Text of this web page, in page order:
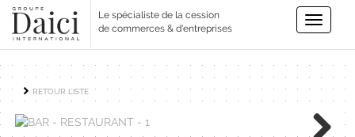
Le spécialiste de la cession
de commerces & d'entreprises
Toggle
RETOUR LISTE